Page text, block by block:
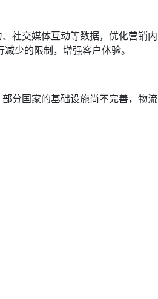
社交媒体互动等数据，优化营销内
少的限制，增强客户体验。
分国家的基础设施尚不完善，物流